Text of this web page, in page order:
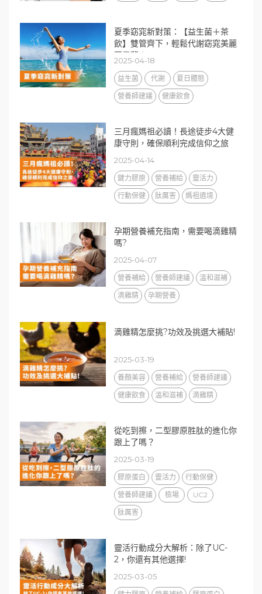
夏季窈窕新對策：【益生菌＋茶
飲】雙管齊下，輕鬆代謝窈窕美麗
不是夢！
2025-04-18
益生菌 代謝
夏日體態
營養師建議
健康飲食
三月瘋媽祖必讀！長途徒步4大健
康守則，確保順利完成信仰之旅
2025-04-14
鍵力膠原 營養補給
靈活力
行動保健
肽厲害 媽祖遶境
孕期營養補充指南，需要喝滴雞精
嗎?
2025-04-07
營養補給 營養師建議
溫和滋補
滴雞精
孕期營養
滴雞精怎麼挑?功效及挑選大補貼!
2025-03-19
養顏美容 營養補給
營養師建議
健康飲食
溫和滋補 滴雞精
從吃到擦，二型膠原胜肽的進化你
跟上了嗎？
2025-03-19
膠原蛋白 靈活力
行動保健
營養師建議
檢場
UC2
肽厲害
靈活行動成分大解析：除了UC-
2，你還有其他選擇!
2025-03-05